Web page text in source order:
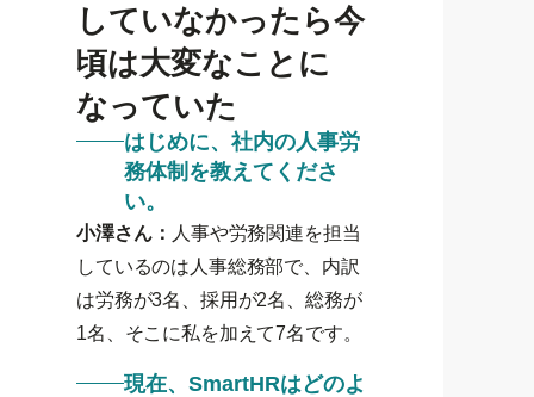
していなかったら今
頃は大変なことに
なっていた
はじめに、社内の人事労
務体制を教えてくださ
い。
小澤さん： 人事や労務関連を担当
しているのは人事総務部で、内訳
は労務が3名、採用が2名、総務が
1名、そこに私を加えて7名です。
現在、SmartHRはどのよ